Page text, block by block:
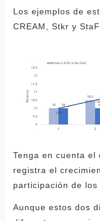
Los ejemplos de
CREAM, Stkr y
Tenga en cuenta el
registra el
participación de los
Aunque estos dos